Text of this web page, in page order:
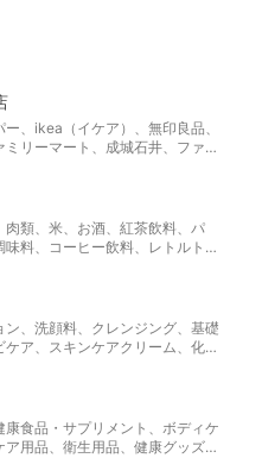
、ikea（イケア）、無印良品、
リーマート、成城石井、ファミ
類、米、お酒、紅茶飲料、パ
料、コーヒー飲料、レトルト・
、洗顔料、クレンジング、基礎
ア、スキンケアクリーム、化粧
UVケア、リップクリーム・リ
ギフト
食品・サプリメント、ボディケ
用品、衛生用品、健康グッズ、